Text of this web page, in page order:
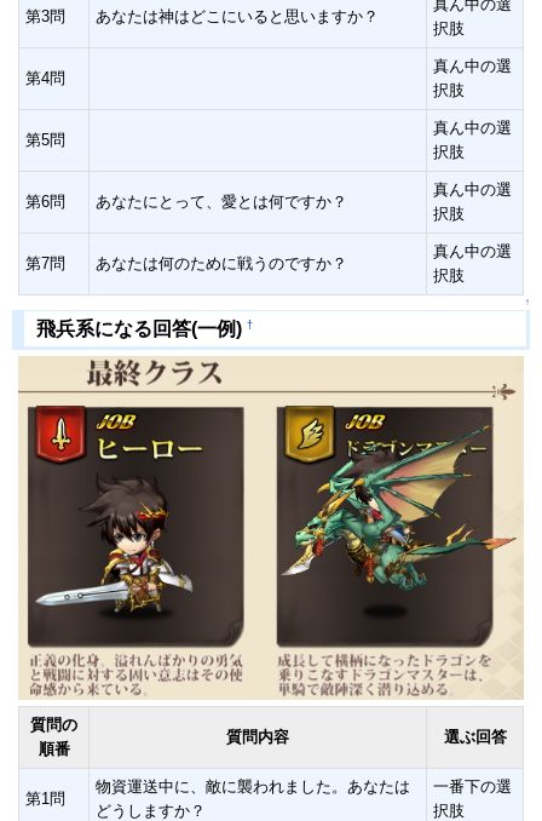
第3問 あなたは神はどこにいると思いますか？
真ん中の選
択肢
第4問
真ん中の選
択肢
第5問
真ん中の選
択肢
第6問 あなたにとって、愛とは何ですか？
真ん中の選
択肢
第7問 あなたは何のために戦うのですか？
真ん中の選
択肢
↑
飛兵系になる回答(一例) †
質問の
順番
質問内容 選ぶ回答
第1問
物資運送中に、敵に襲われました。あなたは
どうしますか？
一番下の選
択肢